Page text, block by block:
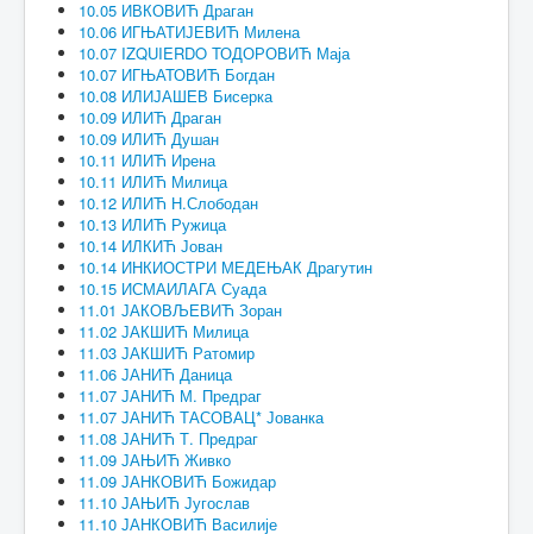
10.05 ИВКОВИЋ Драган
10.06 ИГЊАТИЈЕВИЋ Милена
10.07 IZQUIERDO ТОДОРОВИЋ Маја
10.07 ИГЊАТОВИЋ Богдан
10.08 ИЛИЈАШЕВ Бисерка
10.09 ИЛИЋ Драган
10.09 ИЛИЋ Душан
10.11 ИЛИЋ Ирена
10.11 ИЛИЋ Милица
10.12 ИЛИЋ Н.Слободан
10.13 ИЛИЋ Ружица
10.14 ИЛКИЋ Јован
10.14 ИНКИОСТРИ МЕДЕЊАК Драгутин
10.15 ИСМАИЛАГА Суада
11.01 ЈАКОВЉЕВИЋ Зоран
11.02 ЈАКШИЋ Милица
11.03 ЈАКШИЋ Ратомир
11.06 ЈАНИЋ Даница
11.07 ЈАНИЋ М. Предраг
11.07 ЈАНИЋ ТАСОВАЦ* Јованка
11.08 ЈАНИЋ Т. Предраг
11.09 ЈАЊИЋ Живко
11.09 ЈАНКОВИЋ Божидар
11.10 ЈАЊИЋ Југослав
11.10 ЈАНКОВИЋ Василије